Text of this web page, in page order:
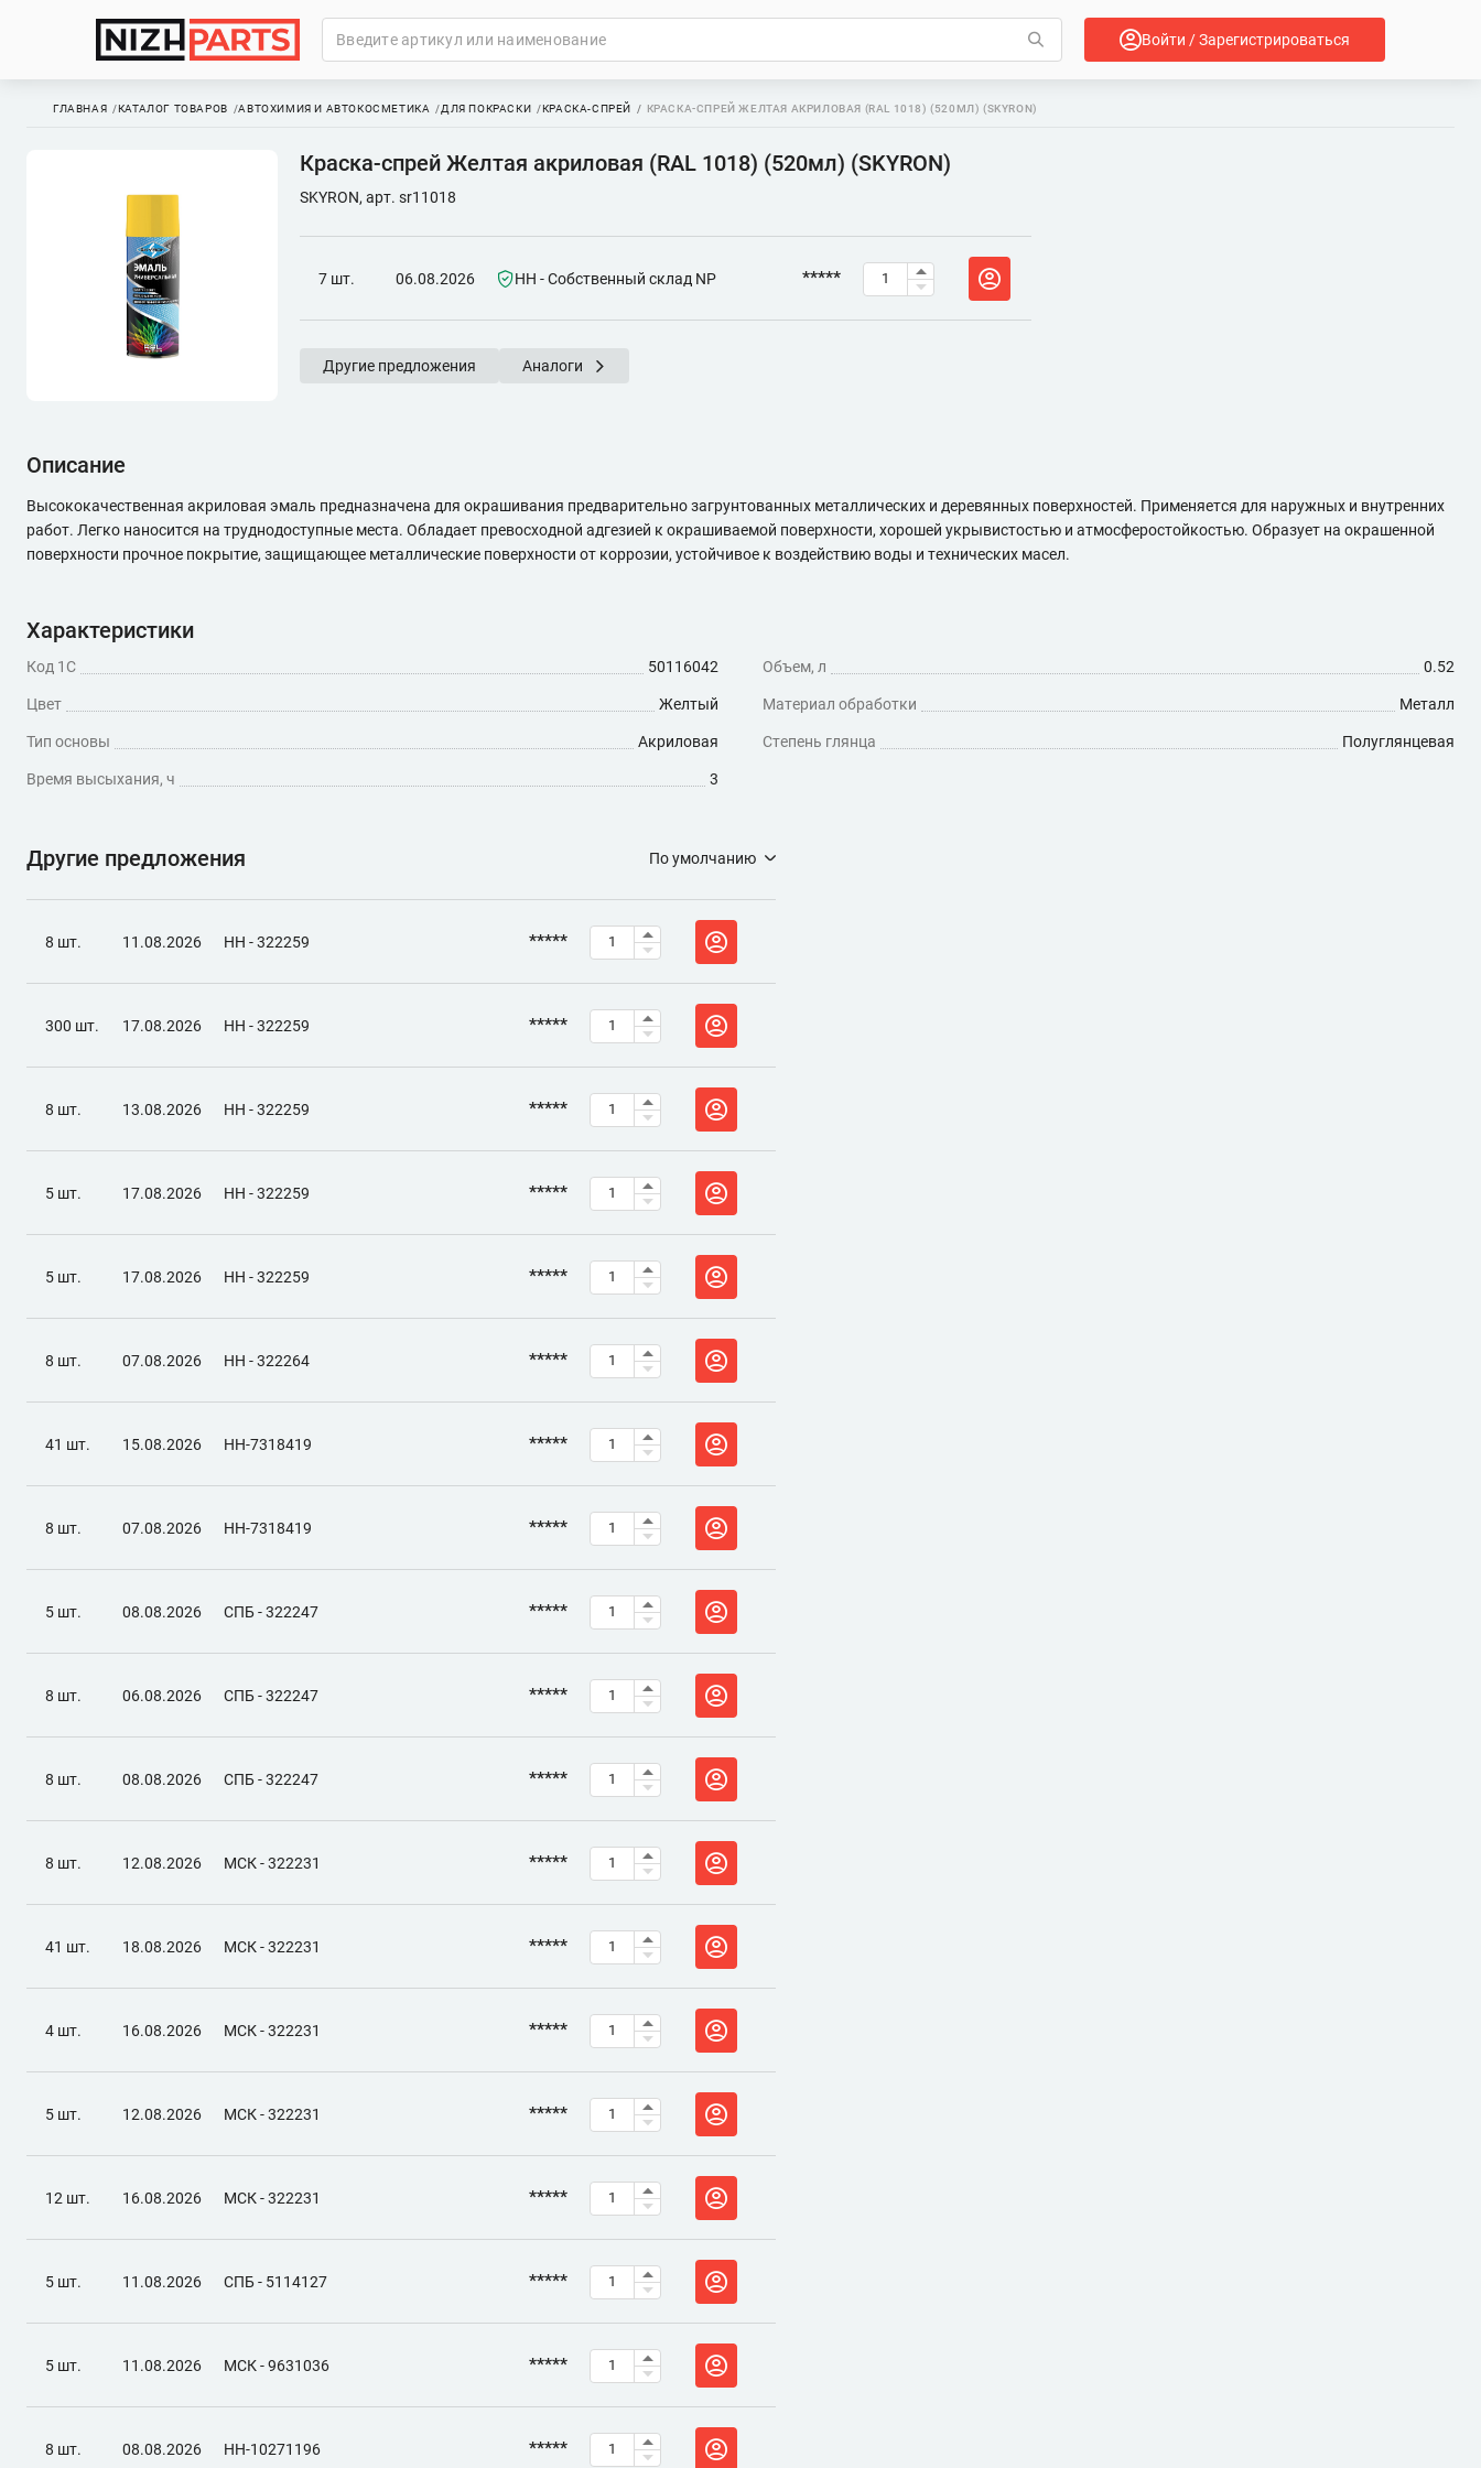
Войти / Зарегистрироваться
ГЛАВНАЯ КАТАЛОГ ТОВАРОВ АВТОХИМИЯ И АВТОКОСМЕТИКА ДЛЯ ПОКРАСКИ КРАСКА-СПРЕЙ КРАСКА-СПРЕЙ ЖЕЛТАЯ АКРИЛОВАЯ (RAL 1018) (520МЛ) (SKYRON)
Краска-спрей Желтая акриловая (RAL 1018) (520мл) (SKYRON)
SKYRON, арт. sr11018
7 шт. 06.08.2026 НН - Собственный склад NP *****
Другие предложения Аналоги
Описание
Высококачественная акриловая эмаль предназначена для окрашивания предварительно загрунтованных металлических и деревянных поверхностей. Применяется для наружных и внутренних
работ. Легко наносится на труднодоступные места. Обладает превосходной адгезией к окрашиваемой поверхности, хорошей укрывистостью и атмосферостойкостью. Образует на окрашенной
поверхности прочное покрытие, защищающее металлические поверхности от коррозии, устойчивое к воздействию воды и технических масел.
Характеристики
Код 1С 50116042 Объем, л 0.52
Цвет Желтый Материал обработки Металл
Тип основы Акриловая Степень глянца Полуглянцевая
Время высыхания, ч 3
Другие предложения По умолчанию
8 шт. 11.08.2026 НН - 322259 *****
300 шт. 17.08.2026 НН - 322259 *****
8 шт. 13.08.2026 НН - 322259 *****
5 шт. 17.08.2026 НН - 322259 *****
5 шт. 17.08.2026 НН - 322259 *****
8 шт. 07.08.2026 НН - 322264 *****
41 шт. 15.08.2026 НН-7318419 *****
8 шт. 07.08.2026 НН-7318419 *****
5 шт. 08.08.2026 СПБ - 322247 *****
8 шт. 06.08.2026 СПБ - 322247 *****
8 шт. 08.08.2026 СПБ - 322247 *****
8 шт. 12.08.2026 МСК - 322231 *****
41 шт. 18.08.2026 МСК - 322231 *****
4 шт. 16.08.2026 МСК - 322231 *****
5 шт. 12.08.2026 МСК - 322231 *****
12 шт. 16.08.2026 МСК - 322231 *****
5 шт. 11.08.2026 СПБ - 5114127 *****
5 шт. 11.08.2026 МСК - 9631036 *****
8 шт. 08.08.2026 НН-10271196 *****